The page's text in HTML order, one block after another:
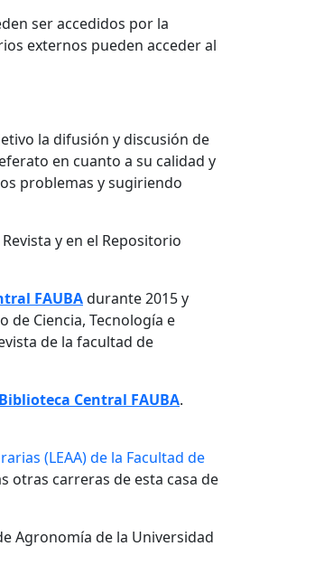
ser accedidos por la
externos pueden acceder al
la difusión y discusión de
en cuanto a su calidad y
problemas y sugiriendo
y en el Repositorio
FAUBAdurante 2015 y
de Ciencia, Tecnología e
de la facultad de
Biblioteca Central FAUBA.
(LEAA) de la Facultad de
otras carreras de esta casa de
Agronomía de la Universidad